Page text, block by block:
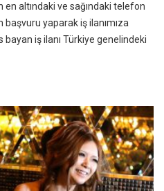
en altındaki ve sağındaki telefon
yaparak iş ilanımıza
iş ilanı Türkiye genelindeki